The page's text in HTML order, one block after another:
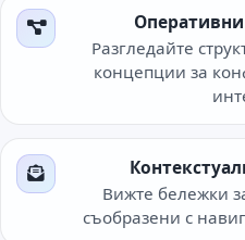
Разгледайте
концепции за
Вижте бележки
съобразени с